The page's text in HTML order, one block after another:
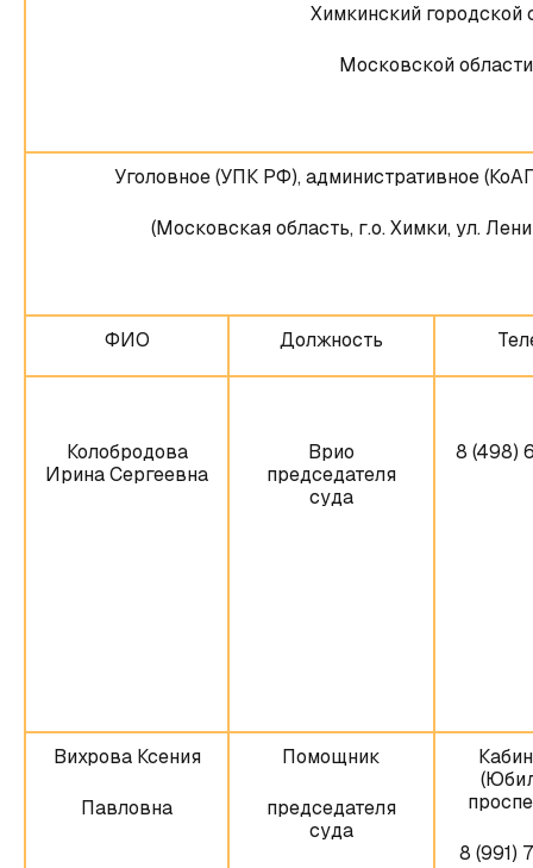
Химкинский городской
Московской области
Уголовное (УПК РФ), административное
(Московская область, г.о. Химки, ул.
ФИО Должность
Колобродова
Ирина Сергеевна
Врио
председателя
суда
8 (498)
Вихрова Ксения
Павловна
Помощник
председателя
суда
8 (991)